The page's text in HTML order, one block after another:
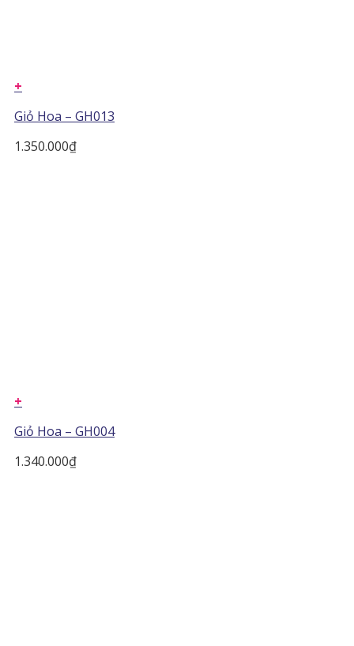
+
Giỏ Hoa – GH013
1.350.000₫
+
Giỏ Hoa – GH004
1.340.000₫